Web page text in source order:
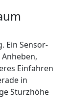
Ein Sensor-
Einfahren
in
Sturzhöhe